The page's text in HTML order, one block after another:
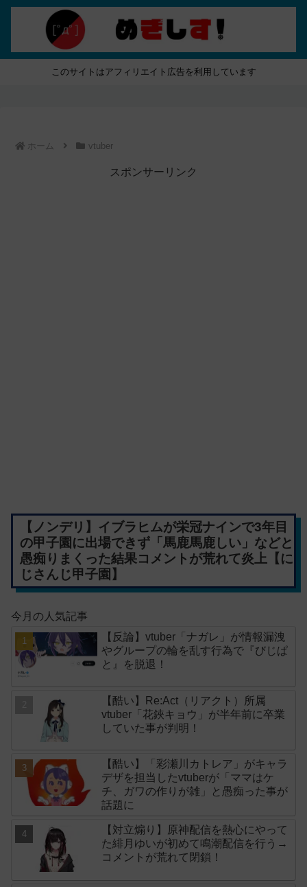
このサイトはアフィリエイト広告を利用しています
ホーム vtuber
スポンサーリンク
【ノンデリ】イブラヒムが栄冠ナインで3年目
の甲子園に出場できず「馬鹿馬鹿しい」などと
愚痴りまくった結果コメントが荒れて炎上【に
じさんじ甲子園】
今月の人気記事
【反論】vtuber「ナガレ」が情報漏洩
やグループの輪を乱す行為で『びじぱ
と』を脱退！
【酷い】Re:Act（リアクト）所属
vtuber「花鋏キョウ」が半年前に卒業
していた事が判明！
【酷い】「彩瀬川カトレア」がキャラ
デザを担当したvtuberが「ママはケ
チ、ガワの作りが雑」と愚痴った事が
話題に
【対立煽り】原神配信を熱心にやって
た緋月ゆいが初めて鳴潮配信を行う→
コメントが荒れて閉鎖！